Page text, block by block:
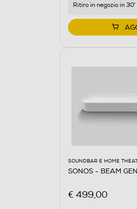
Ritiro in negozio in
SOUNDBAR E HOME
SONOS - BEAM
€ 499,00